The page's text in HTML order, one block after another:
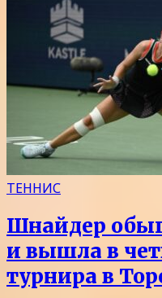
ТЕННИС
Шнайдер
и вышла в
турнира в